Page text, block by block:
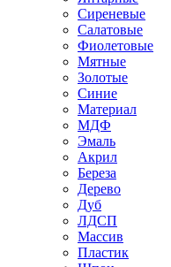
Сиреневые
Салатовые
Фиолетовые
Мятные
Золотые
Синие
Материал
МДФ
Эмаль
Акрил
Береза
Дерево
Дуб
ЛДСП
Массив
Пластик